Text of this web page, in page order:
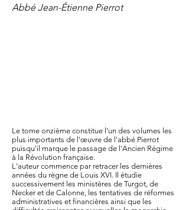
Abbé Jean-Étienne Pierrot
Le tome onzième constitue l'un des volumes les
plus importants de l'œuvre de l'abbé Pierrot
puisqu'il marque le passage de l'Ancien Régime
à la Révolution française.
L'auteur commence par retracer les dernières
années du règne de Louis XVI. Il étudie
successivement les ministères de Turgot, de
Necker et de Calonne, les tentatives de réformes
administratives et financières ainsi que les